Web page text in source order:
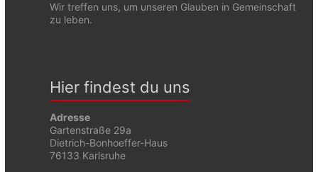
Wir treffen uns, um unseren Glauben in Gemeinschaft
zu leben.
Hier findest du uns
Adresse
Gartenstraße 29a
Dietrich-Bonhoeffer-Haus
76133 Karlsruhe